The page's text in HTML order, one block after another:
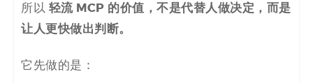
所以 轻流 MCP 的价值，不是代替人做决定，而是
让人更快做出判断。
它先做的是：